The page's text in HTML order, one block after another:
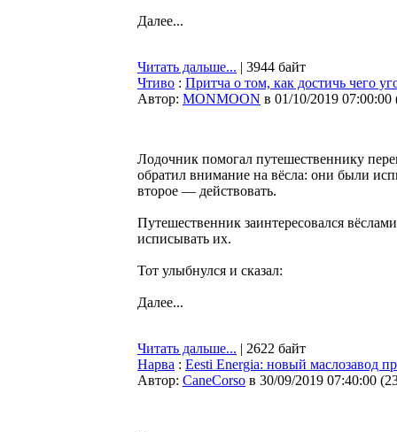
Далее...
Читать дальше... | 3944 байт
Чтиво : Притча о том, как достичь чего
Автор: MONMOON в 01/10/2019 07:00:00
Лодочник помогал путешественнику
обратил внимание на вёсла: они были
второе — действовать.
Путешественник заинтересовался
исписывать их.
Тот улыбнулся и сказал:
Далее...
Читать дальше... | 2622 байт
Нарва : Eesti Energia: новый маслозавод
Автор: CaneCorso в 30/09/2019 07:40:00 (